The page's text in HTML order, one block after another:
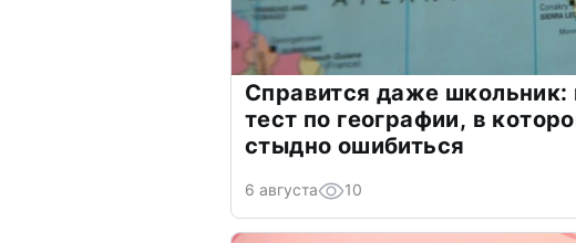
Справится даже школьник:
тест по географии, в
стыдно ошибиться
6 августа 10